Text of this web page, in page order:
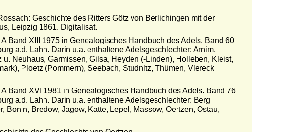
Geschichte des Ritters Götz von Berlichingen mit der
Leipzig 1861. Digitalisat.
Band XIII 1975 in Genealogisches Handbuch des Adels. Band 60
a.d. Lahn. Darin u.a. enthaltene Adelsgeschlechter: Arnim,
Neuhaus, Garmissen, Gilsa, Heyden (-Linden), Holleben, Kleist,
Ploetz (Pommern), Seebach, Studnitz, Thümen, Viereck
Band XVI 1981 in Genealogisches Handbuch des Adels. Band 76
a.d. Lahn. Darin u.a. enthaltene Adelsgeschlechter: Berg
Bonin, Bredow, Jagow, Katte, Lepel, Massow, Oertzen, Ostau,